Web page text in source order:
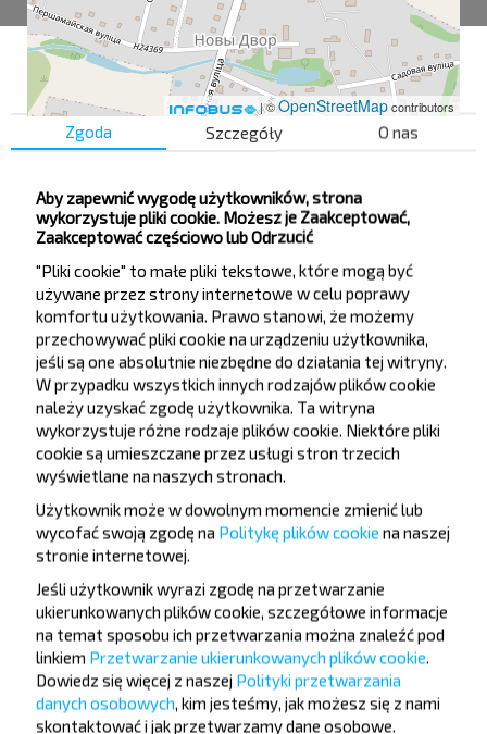
| ©OpenStreetMapcontributors
Нов. Двор
Нов. Двор-1
Chcesz
podróżować
taniej?
Nie przegap promocji, zniżek i innych ciekawych
ofert od serwisu INFOBUS. Zapisz się do
newslettera i podróżuj z nami jeszcze taniej!
Zapisz się
Zgoda Szczegóły O nas
Aby zapewnić wygodę użytkowników, strona
wykorzystuje pliki cookie. Możesz je Zaakceptować,
Zaakceptować częściowo lub Odrzucić
"Pliki cookie" to małe pliki tekstowe, które mogą być
używane przez strony internetowe w celu poprawy
komfortu użytkowania. Prawo stanowi, że możemy
przechowywać pliki cookie na urządzeniu użytkownika,
jeśli są one absolutnie niezbędne do działania tej witryny.
W przypadku wszystkich innych rodzajów plików cookie
należy uzyskać zgodę użytkownika. Ta witryna
wykorzystuje różne rodzaje plików cookie. Niektóre pliki
cookie są umieszczane przez usługi stron trzecich
wyświetlane na naszych stronach.
Użytkownik może w dowolnym momencie zmienić lub
wycofać swoją zgodę na Politykę plików cookie na naszej
stronie internetowej.
Jeśli użytkownik wyrazi zgodę na przetwarzanie
ukierunkowanych plików cookie, szczegółowe informacje
na temat sposobu ich przetwarzania można znaleźć pod
linkiem Przetwarzanie ukierunkowanych plików cookie.
Dowiedz się więcej z naszej Polityki przetwarzania
danych osobowych, kim jesteśmy, jak możesz się z nami
skontaktować i jak przetwarzamy dane osobowe.